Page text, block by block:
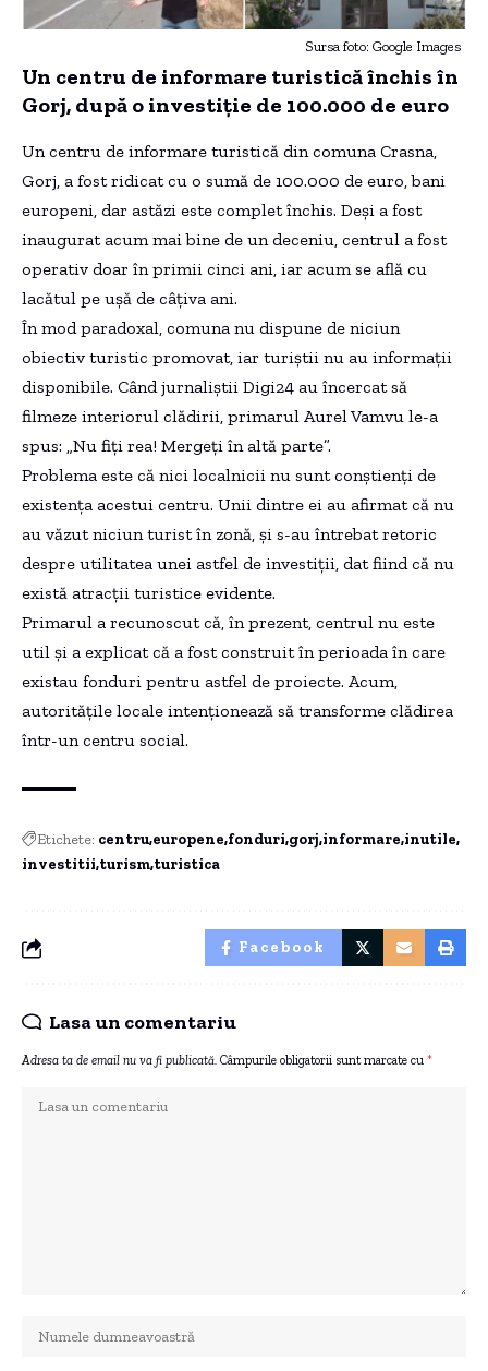
Sursa foto: Google Images
Un centru de informare turistică închis în
Gorj, după o investiție de 100.000 de euro
Un centru de informare turistică din comuna Crasna,
Gorj, a fost ridicat cu o sumă de 100.000 de euro, bani
europeni, dar astăzi este complet închis. Deși a fost
inaugurat acum mai bine de un deceniu, centrul a fost
operativ doar în primii cinci ani, iar acum se află cu
lacătul pe ușă de câțiva ani.
În mod paradoxal, comuna nu dispune de niciun
obiectiv turistic promovat, iar turiștii nu au informații
disponibile. Când jurnaliștii Digi24 au încercat să
filmeze interiorul clădirii, primarul Aurel Vamvu le-a
spus: „Nu fiți rea! Mergeți în altă parte”.
Problema este că nici localnicii nu sunt conștienți de
existența acestui centru. Unii dintre ei au afirmat că nu
au văzut niciun turist în zonă, și s-au întrebat retoric
despre utilitatea unei astfel de investiții, dat fiind că nu
există atracții turistice evidente.
Primarul a recunoscut că, în prezent, centrul nu este
util și a explicat că a fost construit în perioada în care
existau fonduri pentru astfel de proiecte. Acum,
autoritățile locale intenționează să transforme clădirea
într-un centru social.
Etichete: centru europene fonduri gorj informare inutile
investitii turism turistica
Facebook
Lasa un comentariu
Adresa ta de email nu va fi publicată. Câmpurile obligatorii sunt marcate cu *